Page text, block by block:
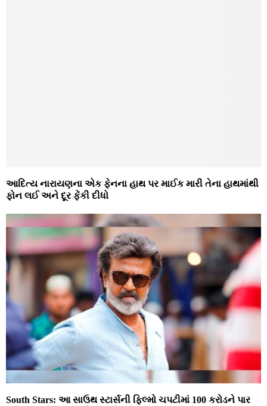
આદિત્ય નારાયણના એક ફેનના હાથ પર માઈક મારી તેના હાથમાંથી
ફોન લઈ અને દૂર ફેંકી દીધો
South Stars: આ સાઉથ સ્ટાર્સની ફિલ્મો ચપટીમાં 100 કરોડને પાર